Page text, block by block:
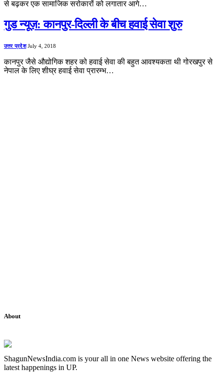
से बढ़कर एक सामाजिक सरोकारों को लगातार आगे…
गुड न्यूज़: कानपुर-दिल्ली के बीच हवाई सेवा शुरु
उत्तर प्रदेश July 4, 2018
कानपुर जैसे औद्योगिक शहर को हवाई सेवा की बहुत आवश्यकता थी गोरखपुर से
नेपाल के लिए शीघ्र हवाई सेवा प्रारम्भ…
About
ShagunNewsIndia.com is your all in one News website offering the
latest happenings in UP.